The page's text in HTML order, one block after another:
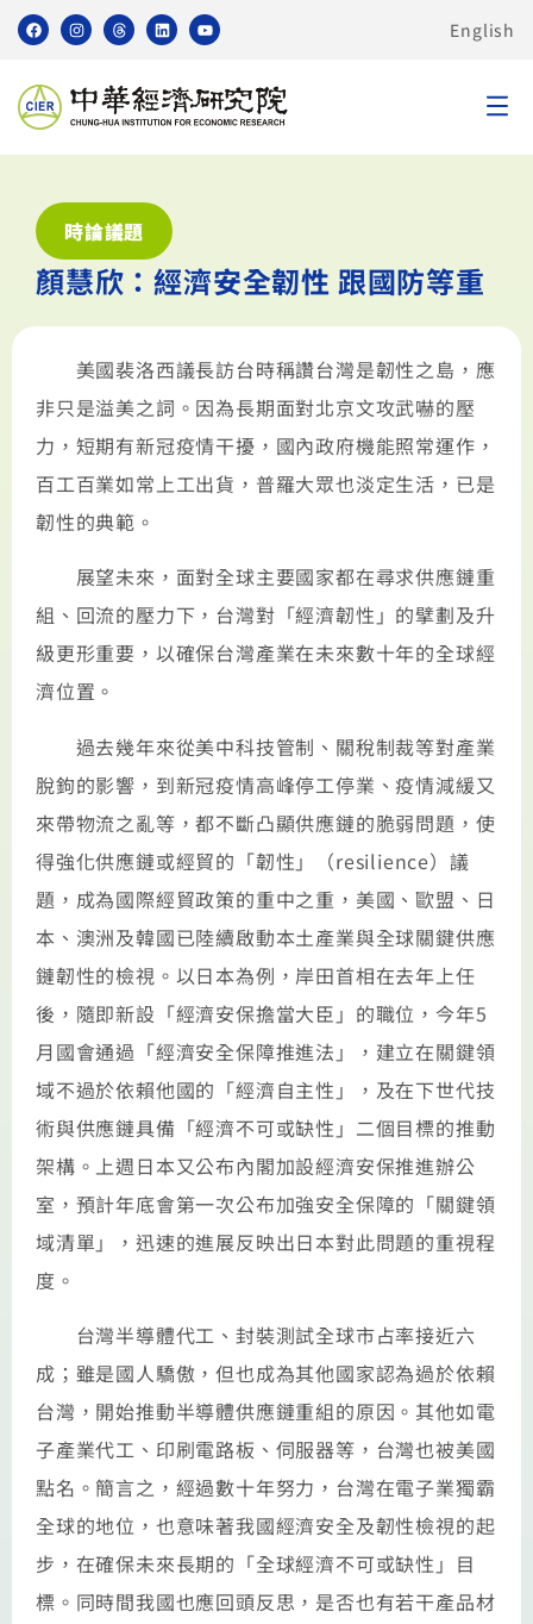
English
時論議題
顏慧欣：經濟安全韌性 跟國防等重
美國裴洛西議長訪台時稱讚台灣是韌性之島，應
非只是溢美之詞。因為長期面對北京文攻武嚇的壓
力，短期有新冠疫情干擾，國內政府機能照常運作，
百工百業如常上工出貨，普羅大眾也淡定生活，已是
韌性的典範。
展望未來，面對全球主要國家都在尋求供應鏈重
組、回流的壓力下，台灣對「經濟韌性」的擘劃及升
級更形重要，以確保台灣產業在未來數十年的全球經
濟位置。
過去幾年來從美中科技管制、關稅制裁等對產業
脫鉤的影響，到新冠疫情高峰停工停業、疫情減緩又
來帶物流之亂等，都不斷凸顯供應鏈的脆弱問題，使
得強化供應鏈或經貿的「韌性」（resilience）議
題，成為國際經貿政策的重中之重，美國、歐盟、日
本、澳洲及韓國已陸續啟動本土產業與全球關鍵供應
鏈韌性的檢視。以日本為例，岸田首相在去年上任
後，隨即新設「經濟安保擔當大臣」的職位，今年5
月國會通過「經濟安全保障推進法」，建立在關鍵領
域不過於依賴他國的「經濟自主性」，及在下世代技
術與供應鏈具備「經濟不可或缺性」二個目標的推動
架構。上週日本又公布內閣加設經濟安保推進辦公
室，預計年底會第一次公布加強安全保障的「關鍵領
域清單」，迅速的進展反映出日本對此問題的重視程
度。
台灣半導體代工、封裝測試全球市占率接近六
成；雖是國人驕傲，但也成為其他國家認為過於依賴
台灣，開始推動半導體供應鏈重組的原因。其他如電
子產業代工、印刷電路板、伺服器等，台灣也被美國
點名。簡言之，經過數十年努力，台灣在電子業獨霸
全球的地位，也意味著我國經濟安全及韌性檢視的起
步，在確保未來長期的「全球經濟不可或缺性」目
標。同時間我國也應回頭反思，是否也有若干產品材